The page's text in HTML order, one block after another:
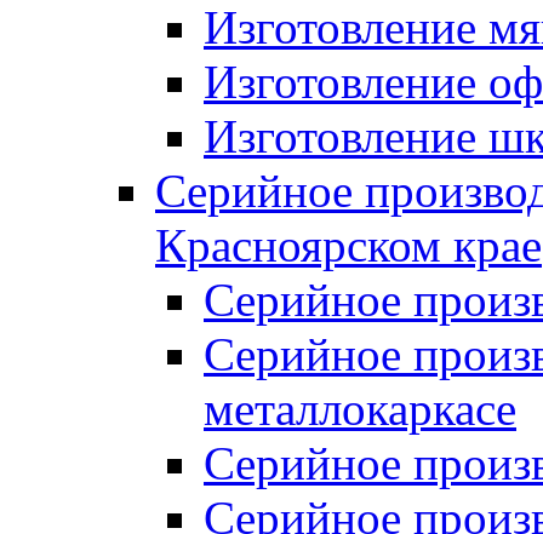
Изготовление
Изготовление
Изготовление
Серийное
Красноярском крае
Серийное
Серийное
металлокаркасе
Серийное
Серийное